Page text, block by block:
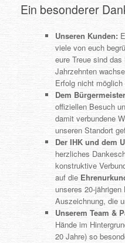
Ein besonderer
Unseren Kunden:
viele von euch
eure Treue sind
Jahrzehnten
Erfolg nicht möglich
Dem
offiziellen Besuch
damit verbundene
unseren Standort
Der IHK und dem
herzliches
konstruktive
auf die
unseres 20-
Auszeichnung, die
Unserem Team &
Hände im
20 Jahre) so